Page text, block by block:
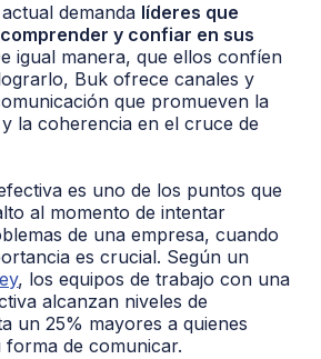
demanda líderes que
y confiar en sus
igual manera, que ellos confíen
Buk ofrece canales y
que promueven la
la coherencia en el cruce de
es uno de los puntos que
al momento de intentar
de una empresa, cuando
es crucial. Según un
, los equipos de trabajo con una
alcanzan niveles de
un 25% mayores a quienes
de comunicar.